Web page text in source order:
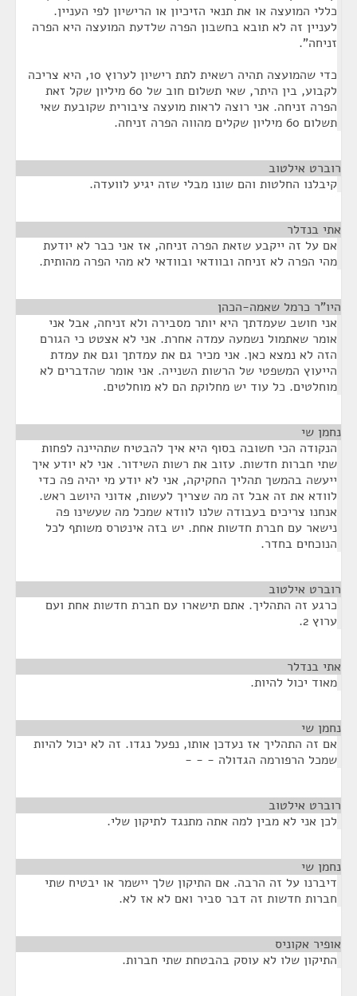
כללי המועצה או את תנאי הזיכיון או הרישיון לפי העניין.
לעניין זה לא תובא בחשבון הפרה שלדעת המועצה היא הפרה
זניחה".
כדי שהמועצה תהיה רשאית לתת רישיון לערוץ 10, היא צריכה
לקבוע, בין היתר, שאי תשלום חוב של 60 מיליון שקל זאת
הפרה זניחה. אני רוצה לראות מועצה ציבורית שקובעת שאי
תשלום 60 מיליון שקלים מהווה הפרה זניחה.
רוברט אילטוב
קיבלנו החלטות והם שונו מבלי שזה יגיע לוועדה.
אתי בנדלר
אם על זה ייקבע שזאת הפרה זניחה, אז אני כבר לא יודעת
מהי הפרה לא זניחה ובוודאי ובוודאי לא מהי הפרה מהותית.
היו"ר כרמל שאמה-הכהן
אני חושב שעמדתך היא יותר מסבירה ולא זניחה, אבל אני
אומר שאתמול נשמעה עמדה אחרת. אני לא אצטט כי הגורם
הזה לא נמצא כאן. אני מכיר גם את עמדתך וגם את עמדת
הייעוץ המשפטי של הרשות השנייה. אני אומר שהדברים לא
מוחלטים. כל עוד יש מחלוקת הם לא מוחלטים.
נחמן שי
הנקודה הכי חשובה בסוף היא איך להבטיח שתהיינה לפחות
שתי חברות חדשות. עזוב את רשות השידור. אני לא יודע איך
ייעשה בהמשך תהליך החקיקה, אני לא יודע מי יהיה פה כדי
לוודא את זה אבל זה מה שצריך לעשות, אדוני היושב ראש.
אנחנו צריכים בעבודה שלנו לוודא שמכל מה שעשינו פה
נישאר עם חברת חדשות אחת. יש בזה אינטרס משותף לכל
הנוכחים בחדר.
רוברט אילטוב
כרגע זה התהליך. אתם תישארו עם חברת חדשות אחת ועם
ערוץ 2.
אתי בנדלר
מאוד יכול להיות.
נחמן שי
אם זה התהליך אז נעדכן אותו, נפעל נגדו. זה לא יכול להיות
שמכל הרפורמה הגדולה - - -
רוברט אילטוב
לכן אני לא מבין למה אתה מתנגד לתיקון שלי.
נחמן שי
דיברנו על זה הרבה. אם התיקון שלך יישמר או יבטיח שתי
חברות חדשות זה דבר סביר ואם לא אז לא.
אופיר אקוניס
התיקון שלו לא עוסק בהבטחת שתי חברות.